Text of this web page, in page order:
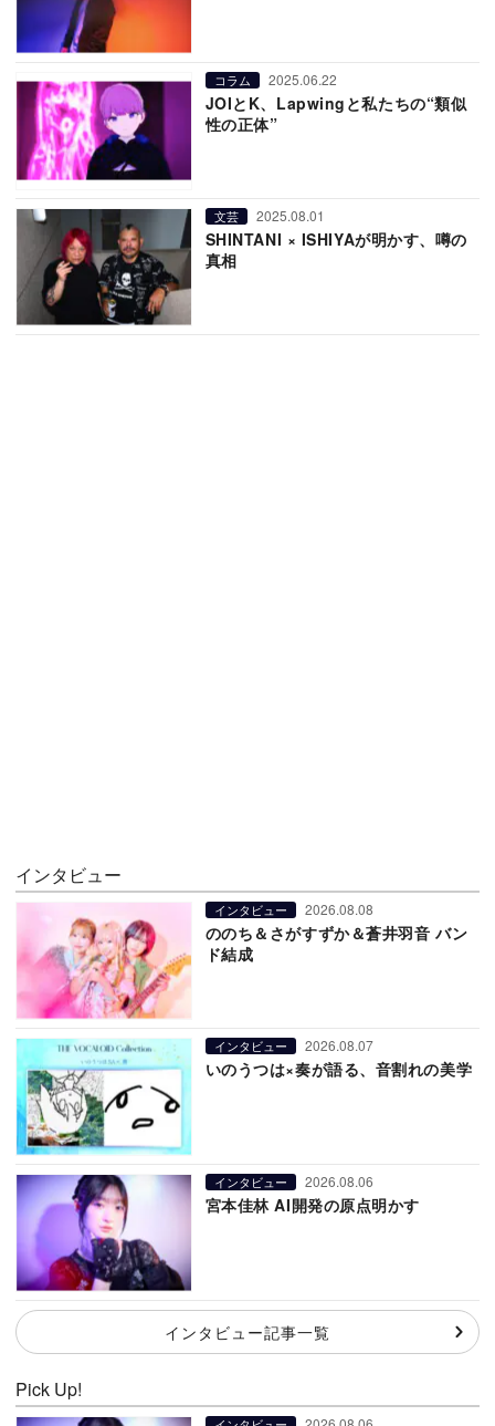
コラム 2025.06.22
JOIとK、Lapwingと私たちの“類似
性の正体”
文芸 2025.08.01
SHINTANI × ISHIYAが明かす、噂の
真相
インタビュー
インタビュー 2026.08.08
ののち＆さがすずか＆蒼井羽音 バン
ド結成
インタビュー 2026.08.07
いのうつは×奏が語る、音割れの美学
インタビュー 2026.08.06
宮本佳林 AI開発の原点明かす
インタビュー記事一覧
Pick Up!